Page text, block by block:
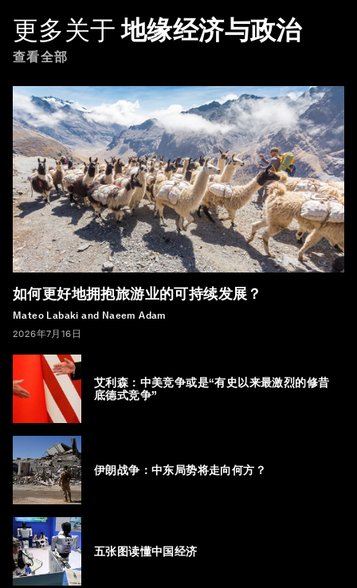
更多关于 地缘经济与政治
查看全部
如何更好地拥抱旅游业的可持续发展？
Mateo Labaki and Naeem Adam
2026年7月16日
艾利森：中美竞争或是“有史以来最激烈的修昔
底德式竞争”
伊朗战争：中东局势将走向何方？
五张图读懂中国经济